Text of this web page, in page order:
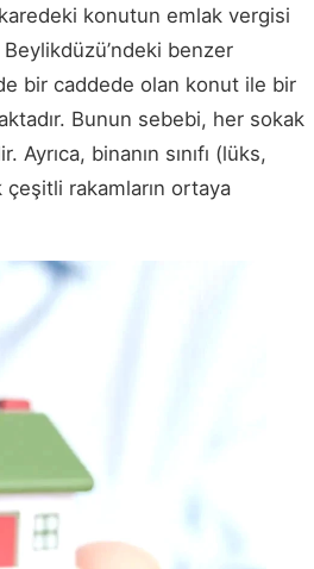
konutun emlak vergisi
benzer
bir caddede olan konut ile bir
Bunun sebebi, her sokak
binanın sınıfı (lüks,
çeşitli rakamların ortaya